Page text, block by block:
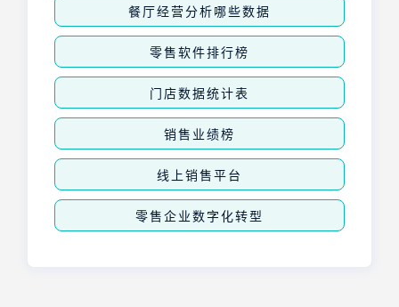
餐厅经营分析哪些数据
零售软件排行榜
门店数据统计表
销售业绩榜
线上销售平台
零售企业数字化转型